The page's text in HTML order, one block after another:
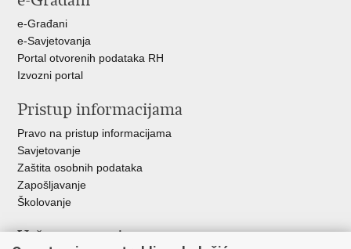
e-Građani
e-Savjetovanja
Portal otvorenih podataka RH
Izvozni portal
Pristup informacijama
Pravo na pristup informacijama
Savjetovanje
Zaštita osobnih podataka
Zapošljavanje
Školovanje
Važne poveznice